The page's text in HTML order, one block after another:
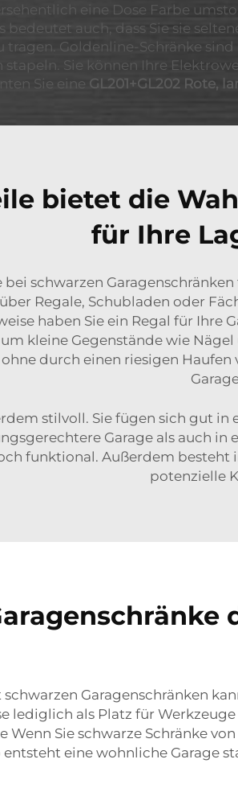
eine Dose Farbe
bedeutet auch, dass Sie sie
tragen. Goldenline-Schränke
stapeln. Sie können Ihre
Sie eine GL201+GL202 Rote,
bietet die
für Ihre
bei schwarzen
Regale, Schubladen oder
haben Sie ein Regal für Ihre
kleine Gegenstände wie
durch einen riesigen
stilvoll. Sie fügen sich gut
Garage als auch
funktional. Außerdem
potenzielle
Garagenschränken
lediglich als Platz für
Sie schwarze Schränke
eine wohnliche Garage